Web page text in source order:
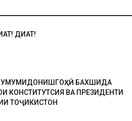
ДИҚҚАТ!
УМУМИДОНИШГОҲӢ БАХШИДА
КОНСТИТУТСИЯ ВА ПРЕЗИДЕНТИ
ТОҶИКИСТОН